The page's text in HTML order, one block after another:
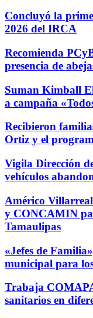
Concluyó la
2026 del IRCA
Recomienda
presencia de
Suman Kimball
a campaña
Recibieron
Ortiz y el
Vigila Dirección
vehículos
Américo
y CONCAMIN
Tamaulipas
«Jefes de
municipal para
Trabaja
sanitarios en